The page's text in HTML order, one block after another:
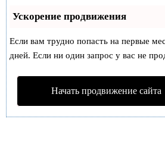
Ускорение продвижения
Если вам трудно попасть на первые
дней. Если ни один запрос у вас не
Начать продвижение сайта